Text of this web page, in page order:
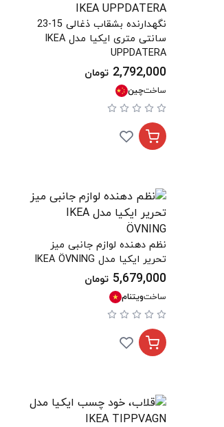
نگهدارنده بشقاب ذغالی 15-23
سانتی متری ایکیا مدل IKEA
UPPDATERA
2,792,000 تومان
ساختچین
نظم دهنده لوازم جانبی میز
تحریر ایکیا مدل IKEA ÖVNING
5,679,000 تومان
ساختویتنام